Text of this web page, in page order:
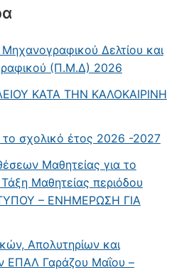
Δελτίου και
(Π.Μ.Δ) 2026
ΚΑΤΑ ΤΗΝ ΚΑΛΟΚΑΙΡΙΝΗ
σχολικό έτος 2026 -2027
Μαθητείας για το
Μαθητείας περιόδου
– ΕΝΗΜΕΡΩΣΗ ΓΙΑ
Απολυτηρίων και
ΕΠΑΛ Γαράζου Μαΐου –